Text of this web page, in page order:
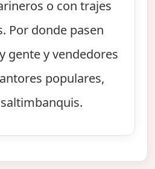
o con trajes
Por donde pasen
gente y vendedores
populares,